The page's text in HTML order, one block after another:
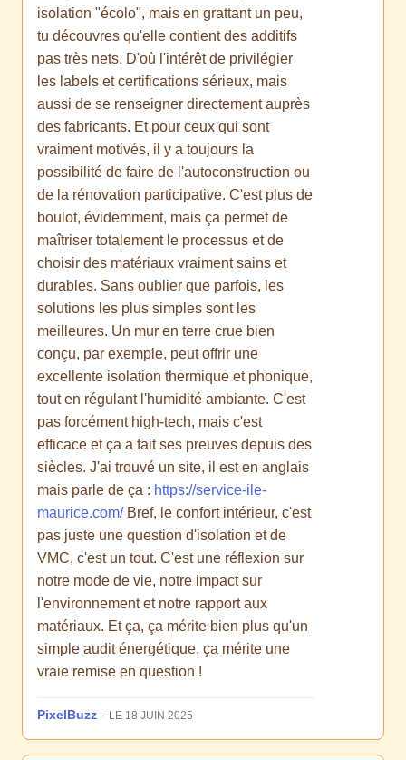
isolation "écolo", mais en grattant un peu,
tu découvres qu'elle contient des additifs
pas très nets. D'où l'intérêt de privilégier
les labels et certifications sérieux, mais
aussi de se renseigner directement auprès
des fabricants. Et pour ceux qui sont
vraiment motivés, il y a toujours la
possibilité de faire de l'autoconstruction ou
de la rénovation participative. C'est plus de
boulot, évidemment, mais ça permet de
maîtriser totalement le processus et de
choisir des matériaux vraiment sains et
durables. Sans oublier que parfois, les
solutions les plus simples sont les
meilleures. Un mur en terre crue bien
conçu, par exemple, peut offrir une
excellente isolation thermique et phonique,
tout en régulant l'humidité ambiante. C'est
pas forcément high-tech, mais c'est
efficace et ça a fait ses preuves depuis des
siècles. J'ai trouvé un site, il est en anglais
mais parle de ça : https://service-ile-
maurice.com/Bref, le confort intérieur, c'est
pas juste une question d'isolation et de
VMC, c'est un tout. C'est une réflexion sur
notre mode de vie, notre impact sur
l'environnement et notre rapport aux
matériaux. Et ça, ça mérite bien plus qu'un
simple audit énergétique, ça mérite une
vraie remise en question !
PixelBuzz - LE 18 JUIN 2025